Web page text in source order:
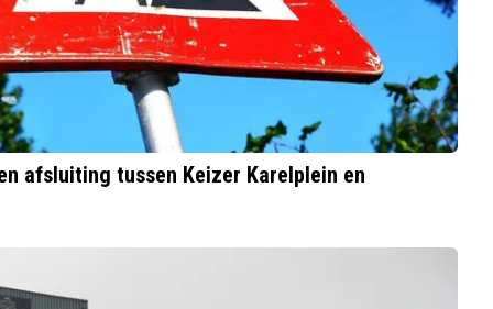
afsluiting tussen Keizer Karelplein en